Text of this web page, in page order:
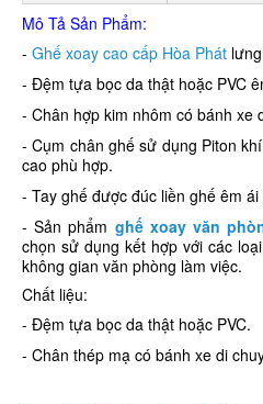
Mô Tả Sản Phẩm:
- Ghế xoay cao cấp Hòa Phát
- Đệm tựa bọc da thật hoặc PVC
- Chân hợp kim nhôm có bánh xe
- Cụm chân ghế sử dụng Piton
cao phù hợp.
- Tay ghế được đúc liền ghế êm ái
- Sản phẩm ghế xoay văn
chọn sử dụng kết hợp với các
không gian văn phòng làm việc.
Chất liệu:
- Đệm tựa bọc da thật hoặc PVC.
- Chân thép mạ có bánh xe di